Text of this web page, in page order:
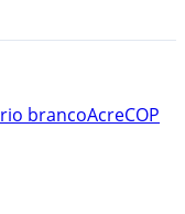
rio brancoAcreCOP